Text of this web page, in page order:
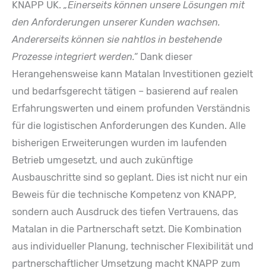
KNAPP UK. „Einerseits können unsere Lösungen mit
den Anforderungen unserer Kunden wachsen.
Andererseits können sie nahtlos in bestehende
Prozesse integriert werden.“ Dank dieser
Herangehensweise kann Matalan Investitionen gezielt
und bedarfsgerecht tätigen – basierend auf realen
Erfahrungswerten und einem profunden Verständnis
für die logistischen Anforderungen des Kunden. Alle
bisherigen Erweiterungen wurden im laufenden
Betrieb umgesetzt, und auch zukünftige
Ausbauschritte sind so geplant. Dies ist nicht nur ein
Beweis für die technische Kompetenz von KNAPP,
sondern auch Ausdruck des tiefen Vertrauens, das
Matalan in die Partnerschaft setzt. Die Kombination
aus individueller Planung, technischer Flexibilität und
partnerschaftlicher Umsetzung macht KNAPP zum